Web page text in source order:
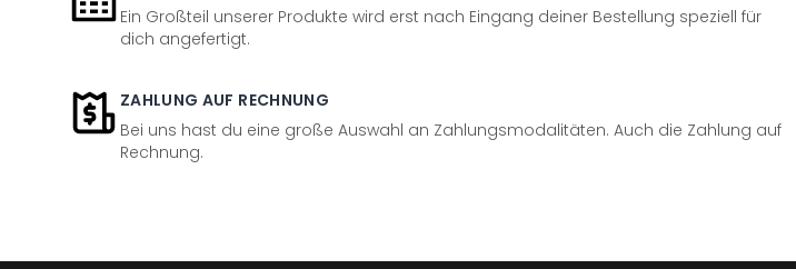
Ein Großteil unserer Produkte wird erst nach Eingang deiner Bestellung speziell für
dich angefertigt.
ZAHLUNG AUF RECHNUNG
Bei uns hast du eine große Auswahl an Zahlungsmodalitäten. Auch die Zahlung auf
Rechnung.